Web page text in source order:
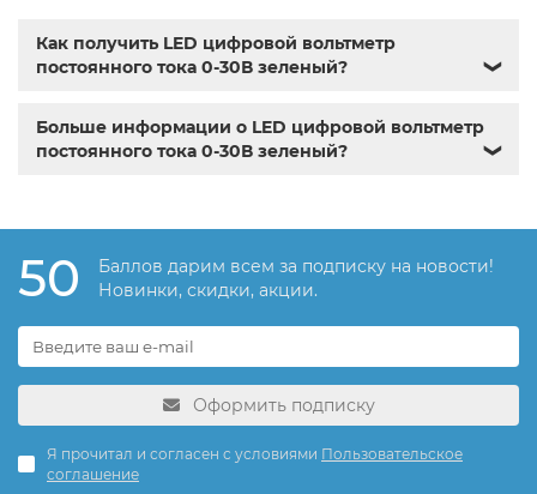
Как получить LED цифровой вольтметр
постоянного тока 0-30В зеленый?
❯
Больше информации о LED цифровой вольтметр
постоянного тока 0-30В зеленый?
❯
50
Баллов дарим всем за подписку на новости!
Новинки, скидки, акции.
Оформить подписку
Я прочитал и согласен с условиями Пользовательское
соглашение